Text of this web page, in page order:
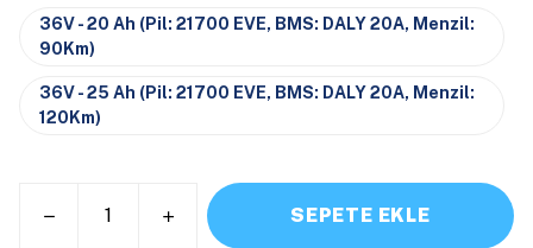
36V - 20 Ah (Pil: 21700 EVE, BMS: DALY 20A, Menzil:
90Km)
36V - 25 Ah (Pil: 21700 EVE, BMS: DALY 20A, Menzil:
120Km)
SEPETE EKLE